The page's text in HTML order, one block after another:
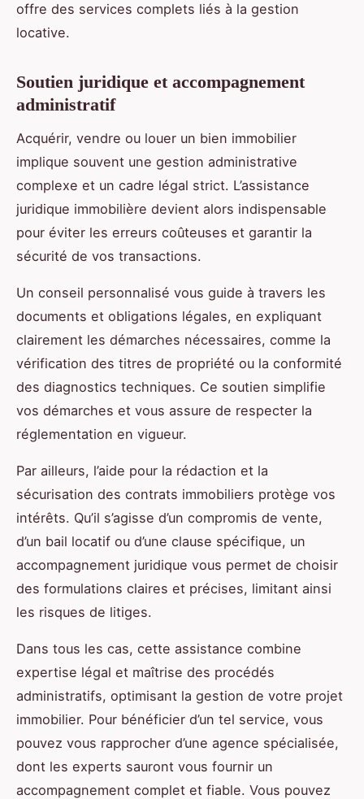
offre des services complets liés à la gestion
locative.
Soutien juridique et accompagnement
administratif
Acquérir, vendre ou louer un bien immobilier
implique souvent une gestion administrative
complexe et un cadre légal strict. L’assistance
juridique immobilière devient alors indispensable
pour éviter les erreurs coûteuses et garantir la
sécurité de vos transactions.
Un conseil personnalisé vous guide à travers les
documents et obligations légales, en expliquant
clairement les démarches nécessaires, comme la
vérification des titres de propriété ou la conformité
des diagnostics techniques. Ce soutien simplifie
vos démarches et vous assure de respecter la
réglementation en vigueur.
Par ailleurs, l’aide pour la rédaction et la
sécurisation des contrats immobiliers protège vos
intérêts. Qu’il s’agisse d’un compromis de vente,
d’un bail locatif ou d’une clause spécifique, un
accompagnement juridique vous permet de choisir
des formulations claires et précises, limitant ainsi
les risques de litiges.
Dans tous les cas, cette assistance combine
expertise légal et maîtrise des procédés
administratifs, optimisant la gestion de votre projet
immobilier. Pour bénéficier d’un tel service, vous
pouvez vous rapprocher d’une agence spécialisée,
dont les experts sauront vous fournir un
accompagnement complet et fiable. Vous pouvez